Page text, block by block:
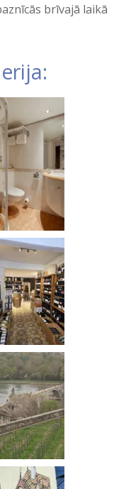
brīvajā laikā